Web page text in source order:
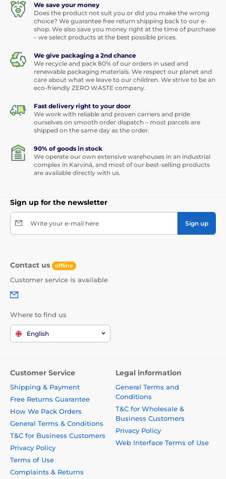
We save your money
Does the product not suit you or did you make the wrong
choice? We guarantee free return shipping back to our e-
shop. We also save you money right at the time of purchase
– we select products at the best possible prices.
We give packaging a 2nd chance
We recycle and pack 80% of our orders in used and
renewable packaging materials. We respect our planet and
care about what we leave to our children. We strive to be an
eco-friendly ZERO WASTE company.
Fast delivery right to your door
We work with reliable and proven carriers and pride
ourselves on smooth order dispatch – most parcels are
shipped on the same day as the order.
90% of goods in stock
We operate our own extensive warehouses in an industrial
complex in Karviná, and most of our best-selling products
are available directly with us.
Sign up for the newsletter
Write your e-mail here Sign up
Contact us offline
Customer service is available
Where to find us
English
Customer Service
Shipping & Payment
Free Returns Guarantee
How We Pack Orders
General Terms & Conditions
T&C for Business Customers
Privacy Policy
Terms of Use
Complaints & Returns
Legal information
General Terms and
Conditions
T&C for Wholesale &
Business Customers
Privacy Policy
Web Interface Terms of Use